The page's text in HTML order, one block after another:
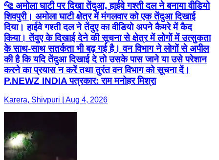
🐆 अमोला घाटी पर दिखा तेंदुआ, हाईवे गश्ती दल ने बनाया वीडियो
शिवपुरी। अमोला घाटी क्षेत्र में मंगलवार को एक तेंदुआ दिखाई
दिया। हाईवे गश्ती दल ने तेंदुए का वीडियो अपने कैमरे में कैद
किया। तेंदुए के दिखाई देने की सूचना से क्षेत्र में लोगों में उत्सुकता
के साथ-साथ सतर्कता भी बढ़ गई है। वन विभाग ने लोगों से अपील
की है कि यदि तेंदुआ दिखाई दे तो उसके पास जाने या उसे परेशान
करने का प्रयास न करें तथा तुरंत वन विभाग को सूचना दें।
P.NEWZ INDIA पत्रकार: राम मनोहर मिश्रा
Karera, Shivpuri | Aug 4, 2026